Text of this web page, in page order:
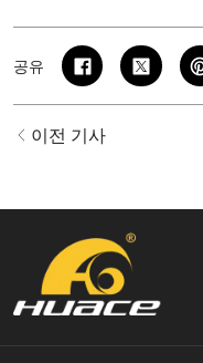
공유
이전 기사